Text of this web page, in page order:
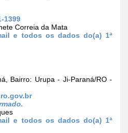
1399
Correia da Mata
e todos os dados do(a) 1ª
Bairro: Urupa - Ji-Paraná/RO -
e todos os dados do(a) 1ª